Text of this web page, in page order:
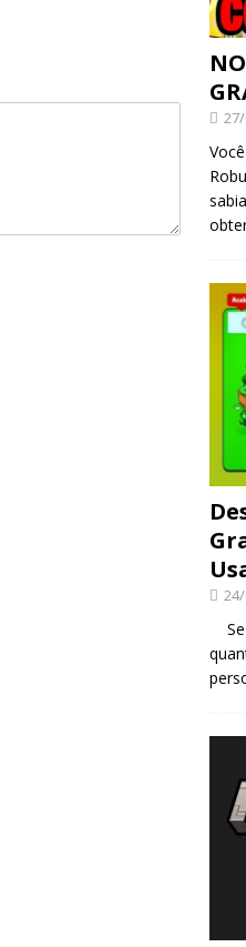
Se